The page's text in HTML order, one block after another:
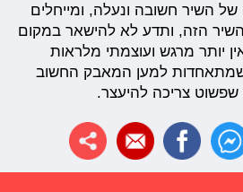
השיר חשובה ונעלה, ומייחלים
הזה, ותדע לא להישאר במקום
יותר מרגש ועוצמתי מלראות
למען המאבק החשוב
שפשוט צריכה להיעצר.